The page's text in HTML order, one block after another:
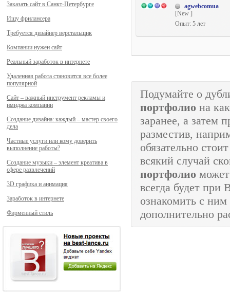
Заказать сайт в Санкт-Петербурге
Ищу фрилансера
Требуется дизайнер верстальщик
Компании нужен сайт
Реальный заработок в интернете
Удаленная работа становится все более
популярной
Сайт – важный инструмент рекламы и
имиджа компании
Создание дизайна: каждый – мастер своего
дела
Частные услуги или кому доверить
выполнение работы?
Создание музыки – элемент креатива в
сфере развлечений
3D графика и анимация
Заработок в интернете
Фирменный стиль
agwebcomua
[New ]
Опыт: 5 лет
Подумайте о
портфолио на
заранее, а затем
разместив,
обязательно
всякий случай
портфолио
всегда будет
ознакомить с ним
дополнительно